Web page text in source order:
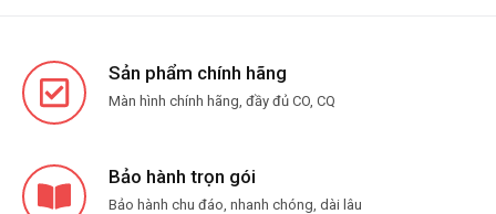
Sản phẩm chính hãng
Màn hình chính hãng, đầy đủ CO, CQ
Bảo hành trọn gói
Bảo hành chu đáo, nhanh chóng, dài lâu